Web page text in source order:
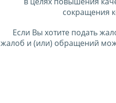
сокращения
Если Вы хотите подать
жалоб и (или) обращений